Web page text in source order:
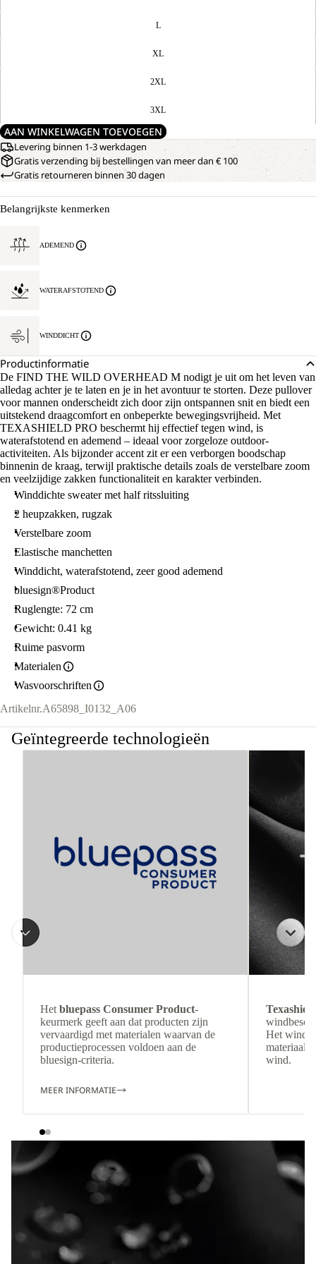
L
XL
2XL
3XL
AAN WINKELWAGEN TOEVOEGEN
Levering binnen 1-3 werkdagen
Gratis verzending bij bestellingen van meer dan € 100
Gratis retourneren binnen 30 dagen
Belangrijkste kenmerken
ADEMEND
WATERAFSTOTEND
WINDDICHT
Productinformatie
De FIND THE WILD OVERHEAD M nodigt je uit om het leven van
alledag achter je te laten en je in het avontuur te storten. Deze pullover
voor mannen onderscheidt zich door zijn ontspannen snit en biedt een
uitstekend draagcomfort en onbeperkte bewegingsvrijheid. Met
TEXASHIELD PRO beschermt hij effectief tegen wind, is
waterafstotend en ademend – ideaal voor zorgeloze outdoor-
activiteiten. Als bijzonder accent zit er een verborgen boodschap
binnenin de kraag, terwijl praktische details zoals de verstelbare zoom
en veelzijdige zakken functionaliteit en karakter verbinden.
Winddichte sweater met half ritssluiting
2 heupzakken, rugzak
Verstelbare zoom
Elastische manchetten
Winddicht, waterafstotend, zeer good ademend
bluesign®Product
Ruglengte: 72 cm
Gewicht: 0.41 kg
Ruime pasvorm
Materialen
Wasvoorschriften
Artikelnr.A65898_I0132_A06
Geïntegreerde technologieën
Het bluepass Consumer Product-
keurmerk geeft aan dat producten zijn
vervaardigd met materialen waarvan de
productieprocessen voldoen aan de
bluesign-criteria.
MEER INFORMATIE
Het
materiaal
wind.